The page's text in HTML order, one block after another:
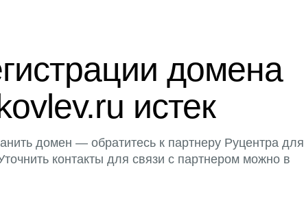
домена
истек
домен — обратитесь к партнеру Руцентра для
контакты для связи с партнером можно в